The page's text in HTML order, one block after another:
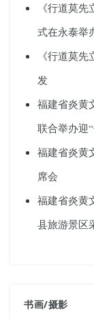
《行道莫
式在永泰举
《行道莫
发
福建省炎黄
联合举办迎
福建省炎黄
席会
福建省炎黄
县旅游景区
书画/摄影